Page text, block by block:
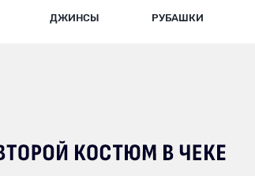
ДЖИНСЫ РУБАШКИ